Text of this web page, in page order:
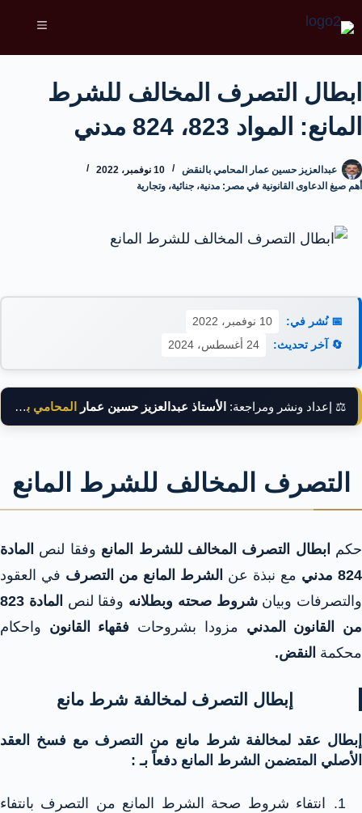
ابطال التصرف المخالف للشرط
المانع: المواد 823، 824 مدني
عبدالعزيز حسين عمار المحامي بالنقض
10 نوفمبر، 2022
أهم صيغ الدعاوى القانونية في مصر: مدنية، جنائية، وتجارية
📅 نُشر في:
10 نوفمبر، 2022
🔄 آخر تحديث:
24 أغسطس، 2024
⚖️ إعداد ونشر ومراجعة: الأستاذ عبدالعزيز حسين عمار المحامي بالنقض
التصرف المخالف للشرط المانع
حكم ابطال التصرف المخالف للشرط المانع وفقا لنص المادة
824 مدني
مع نبذة عن الشرط المانع من التصرف في العقود
والتصرفات وبيانشروط صحته وبطلانه وفقا لنص
المادة 823
من القانون المدني مزودا بشروحات فقهاء القانون واحكام
محكمة النقض.
إبطال التصرف لمخالفة شرط مانع
إبطال عقد لمخالفة شرط مانع من التصرف مع فسخ العقد
الأصلي المتضمن الشرط المانع دفعاً بـ :
انتفاء شروط صحة الشرط المانع من التصرف بانتفاء